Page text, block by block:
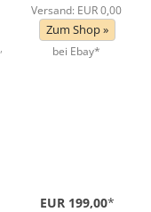
Versand: EUR 0,00
Zum Shop »
bei Ebay*
EUR 199,00*